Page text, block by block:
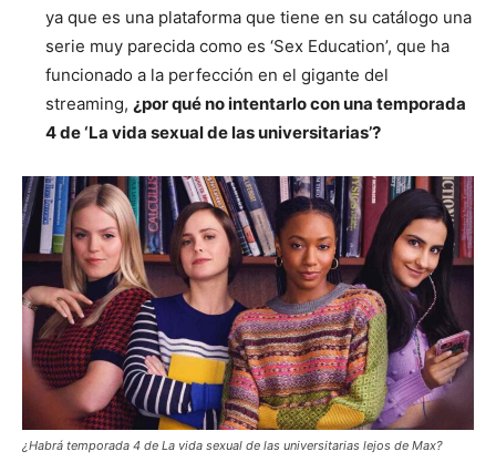
ya que es una plataforma que tiene en su catálogo una
serie muy parecida como es ‘Sex Education’, que ha
funcionado a la perfección en el gigante del
streaming, ¿por qué no intentarlo con una temporada
4 de ‘La vida sexual de las universitarias’?
¿Habrá temporada 4 de La vida sexual de las universitarias lejos de Max?